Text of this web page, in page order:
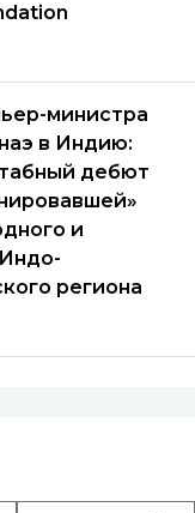
министра
в Индию:
дебют
и
региона